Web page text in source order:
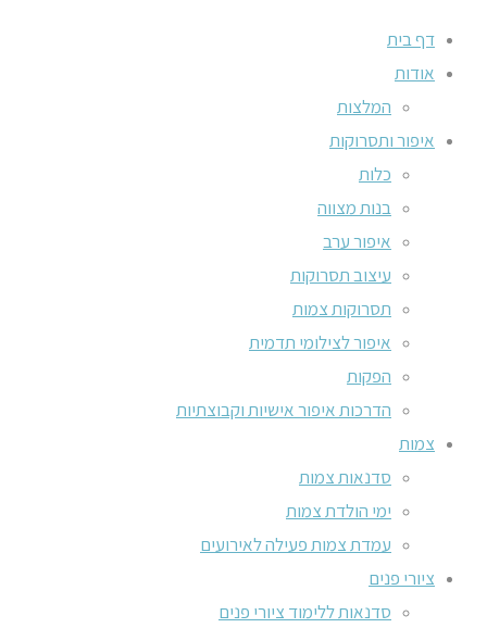
דף בית
אודות
המלצות
איפור ותסרוקות
כלות
בנות מצווה
איפור ערב
עיצוב תסרוקות
תסרוקות צמות
איפור לצילומי תדמית
הפקות
הדרכות איפור אישיות וקבוצתיות
צמות
סדנאות צמות
ימי הולדת צמות
עמדת צמות פעילה לאירועים
ציורי פנים
סדנאות ללימוד ציורי פנים